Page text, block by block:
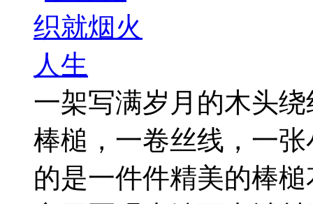
一架写满岁月的木头
棒槌，一卷丝线，一
的是一件件精美的棒